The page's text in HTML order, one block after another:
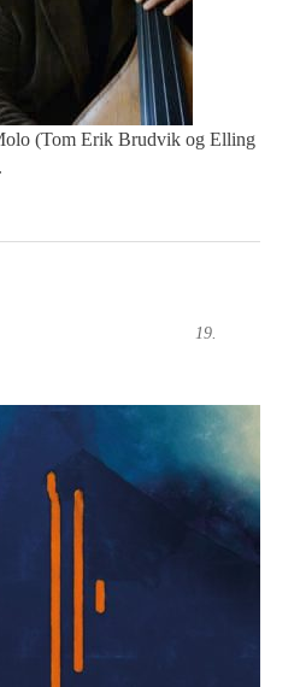
(Tom Erik Brudvik og Elling
19.